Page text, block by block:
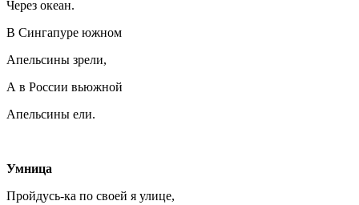
Через океан.
В Сингапуре южном
Апельсины зрели,
А в России вьюжной
Апельсины ели.
Умница
Пройдусь-ка по своей я улице,